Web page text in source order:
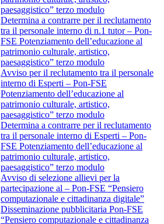
paesaggistico” terzo modulo
Determina a contrarre per il reclutamento
tra il personale interno di n.1 tutor – Pon-
FSE Potenziamento dell’educazione al
patrimonio culturale, artistico,
paesaggistico” terzo modulo
Avviso per il reclutamento tra il personale
interno di Esperti – Pon-FSE
Potenziamento dell’educazione al
patrimonio culturale, artistico,
paesaggistico” terzo modulo
Determina a contrarre per il reclutamento
tra il personale interno di Esperti – Pon-
FSE Potenziamento dell’educazione al
patrimonio culturale, artistico,
paesaggistico” terzo modulo
Avviso di selezione allievi per la
partecipazione al – Pon-FSE “Pensiero
computazionale e cittadinanza digitale”
Disseminazione pubblicitaria Pon-FSE
“Pensiero computazionale e cittadinanza